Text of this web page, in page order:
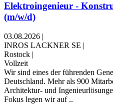
Elektroingenieur -
(m/w/d)
03.08.2026 |
INROS LACKNER SE |
Rostock |
Vollzeit
Wir sind eines der führenden
Deutschland. Mehr als 900
Architektur- und
Fokus legen wir auf ..